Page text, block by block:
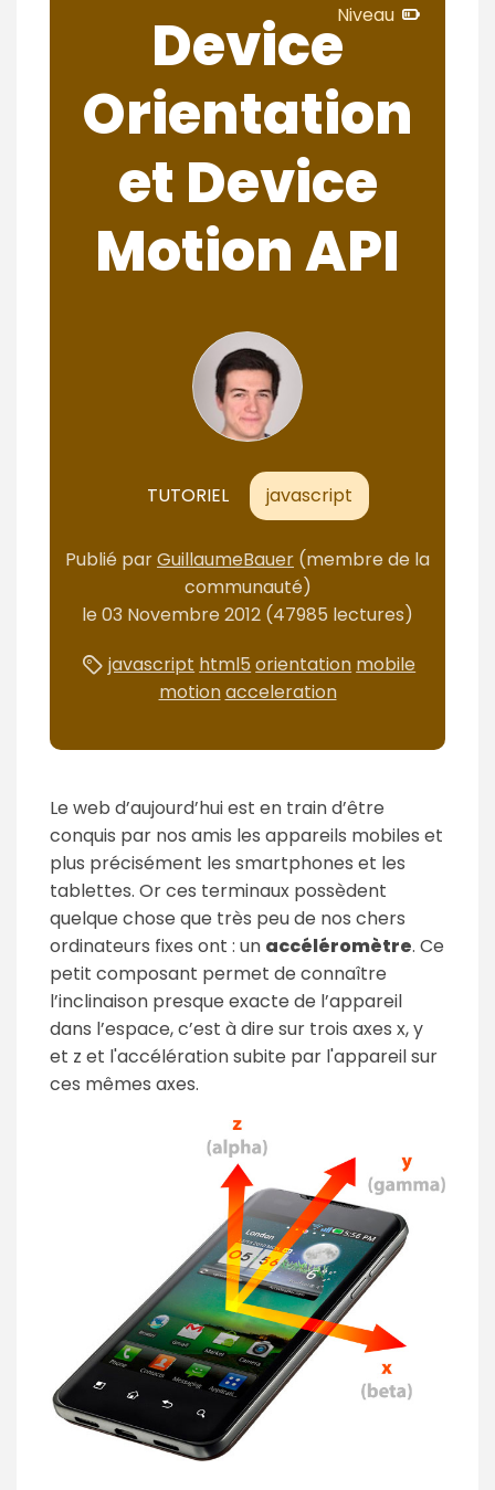
Niveau
Device
Orientation
et Device
Motion API
TUTORIEL javascript
Publié parGuillaumeBauer (membre de la
communauté)
le03 Novembre 2012 (47985 lectures)
javascript html5 orientation mobile
motionacceleration
Le web d’aujourd’hui est en train d’être
conquis par nos amis les appareils mobiles et
plus précisément les smartphones et les
tablettes. Or ces terminaux possèdent
quelque chose que très peu de nos chers
ordinateurs fixes ont : un accéléromètre. Ce
petit composant permet de connaître
l’inclinaison presque exacte de l’appareil
dans l’espace, c’est à dire sur trois axes x, y
et z et l'accélération subite par l'appareil sur
ces mêmes axes.